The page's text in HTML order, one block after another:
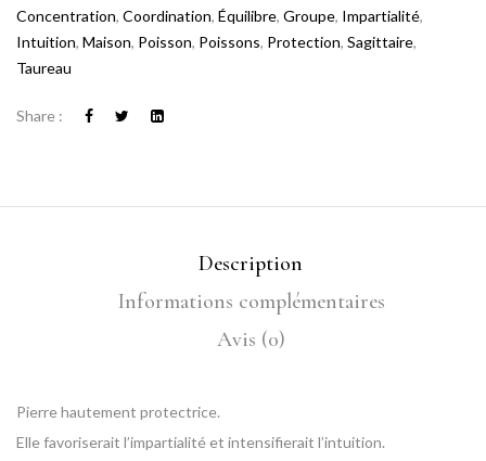
Concentration, Coordination, Équilibre, Groupe, Impartialité,
Intuition, Maison, Poisson, Poissons, Protection, Sagittaire,
Taureau
Share :
Description
Informations complémentaires
Avis (0)
Pierre hautement protectrice.
Elle favoriserait l’impartialité et intensifierait l’intuition.